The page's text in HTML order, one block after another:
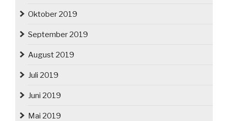
Oktober 2019
September 2019
August 2019
Juli 2019
Juni 2019
Mai 2019